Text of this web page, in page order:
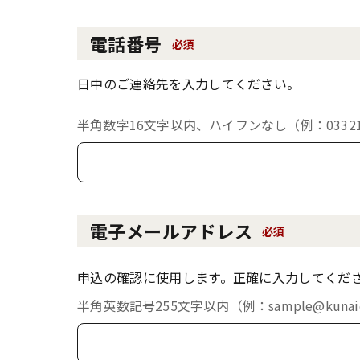
電話番号 必須
日中のご連絡先を入力してください。
半角数字16文字以内、ハイフンなし（例：
電子メールアドレス 必須
申込の確認に使用します。正確に入力してくだ
半角英数記号255文字以内（例：